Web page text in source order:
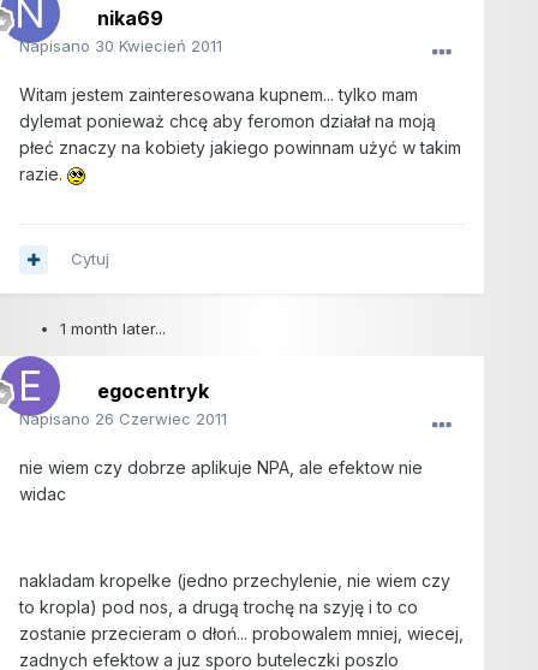
nika69
Napisano 30 Kwiecień 2011
Witam jestem zainteresowana kupnem... tylko mam
dylemat ponieważ chcę aby feromon działał na moją
płeć znaczy na kobiety jakiego powinnam użyć w takim
razie.
Cytuj
1 month later...
egocentryk
Napisano 26 Czerwiec 2011
nie wiem czy dobrze aplikuje NPA, ale efektow nie
widac
nakladam kropelke (jedno przechylenie, nie wiem czy
to kropla) pod nos, a drugą trochę na szyję i to co
zostanie przecieram o dłoń... probowalem mniej, wiecej,
zadnych efektow a juz sporo buteleczki poszlo